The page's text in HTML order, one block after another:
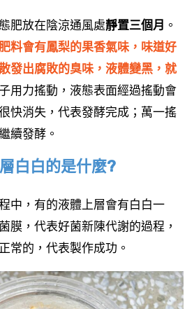
肥放在陰涼通風處靜置三個月 。
料會有鳳梨的果香氣味，味道好
發出腐敗的臭味，液體變黑，就
用力搖動，液態表面經過搖動會
快消失，代表發酵完成；萬一搖
續發酵。
白白的是什麼?
中，有的液體上層會有白白一
膜，代表好菌新陳代謝的過程，
常的，代表製作成功。